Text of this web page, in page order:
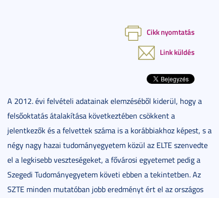
Cikk nyomtatás
Link küldés
A 2012. évi felvételi adatainak elemzéséből kiderül, hogy a
felsőoktatás átalakítása következtében csökkent a
jelentkezők és a felvettek száma is a korábbiakhoz képest, s a
négy nagy hazai tudományegyetem közül az ELTE szenvedte
el a legkisebb veszteségeket, a fővárosi egyetemet pedig a
Szegedi Tudományegyetem követi ebben a tekintetben. Az
SZTE minden mutatóban jobb eredményt ért el az országos